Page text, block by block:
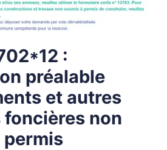
:
préalable
et autres
non
permis